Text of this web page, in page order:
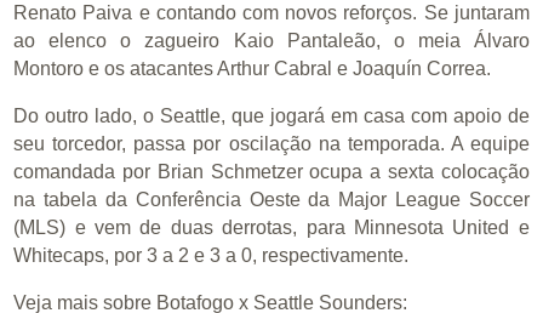
Renato Paiva e contando com novos reforços. Se juntaram
ao elenco o zagueiro Kaio Pantaleão, o meia Álvaro
Montoro e os atacantes Arthur Cabral e Joaquín Correa.
Do outro lado, o Seattle, que jogará em casa com apoio de
seu torcedor, passa por oscilação na temporada. A equipe
comandada por Brian Schmetzer ocupa a sexta colocação
na tabela da Conferência Oeste da Major League Soccer
(MLS) e vem de duas derrotas, para Minnesota United e
Whitecaps, por 3 a 2 e 3 a 0, respectivamente.
Veja mais sobre Botafogo x Seattle Sounders: